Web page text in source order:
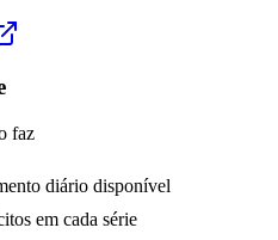
faz
diário disponível
em cada série